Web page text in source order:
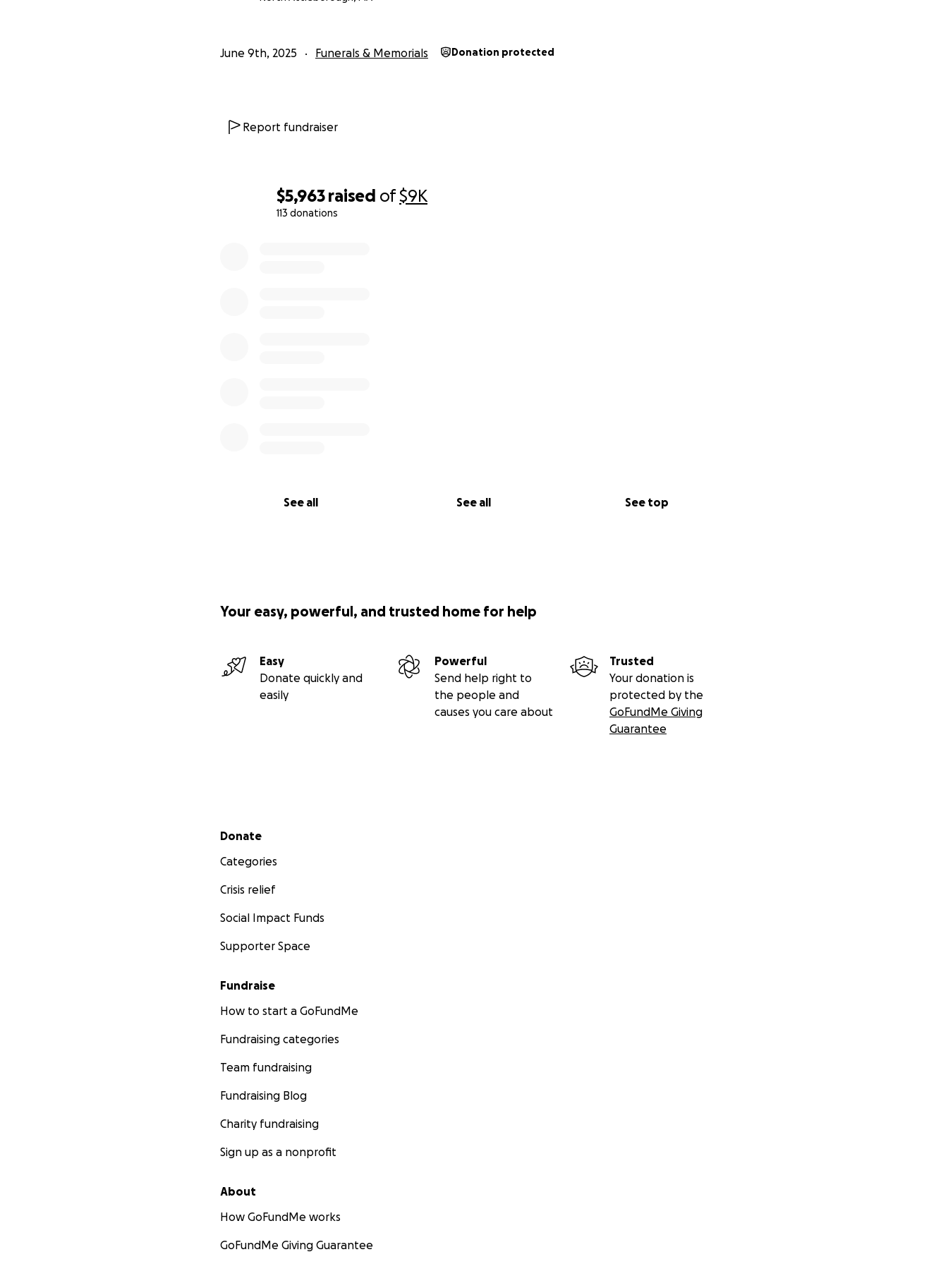
$5,963 raised of$9K
113 donations
See all See all See top
Каждый доллар пойдет на то, чтобы почтить ее память. Если вы не можете сделать
пожертвование, то поделиться этой страницей значит для меня не меньше. Я очень благодарна
С любовью,
June 9th, 2025 Funerals & Memorials Donation protected
Report fundraiser
Your easy, powerful, and trusted home for help
Easy
Donate quickly and
easily
Powerful
Send help right to
the people and
causes you care about
Trusted
Your donation is
protected by the
GoFundMe Giving
Guarantee
Secondary menu
Donate
Categories
Crisis relief
Social Impact Funds
Supporter Space
Fundraise
How to start a GoFundMe
Fundraising categories
Team fundraising
Fundraising Blog
Charity fundraising
Sign up as a nonprofit
About
How GoFundMe works
GoFundMe Giving Guarantee